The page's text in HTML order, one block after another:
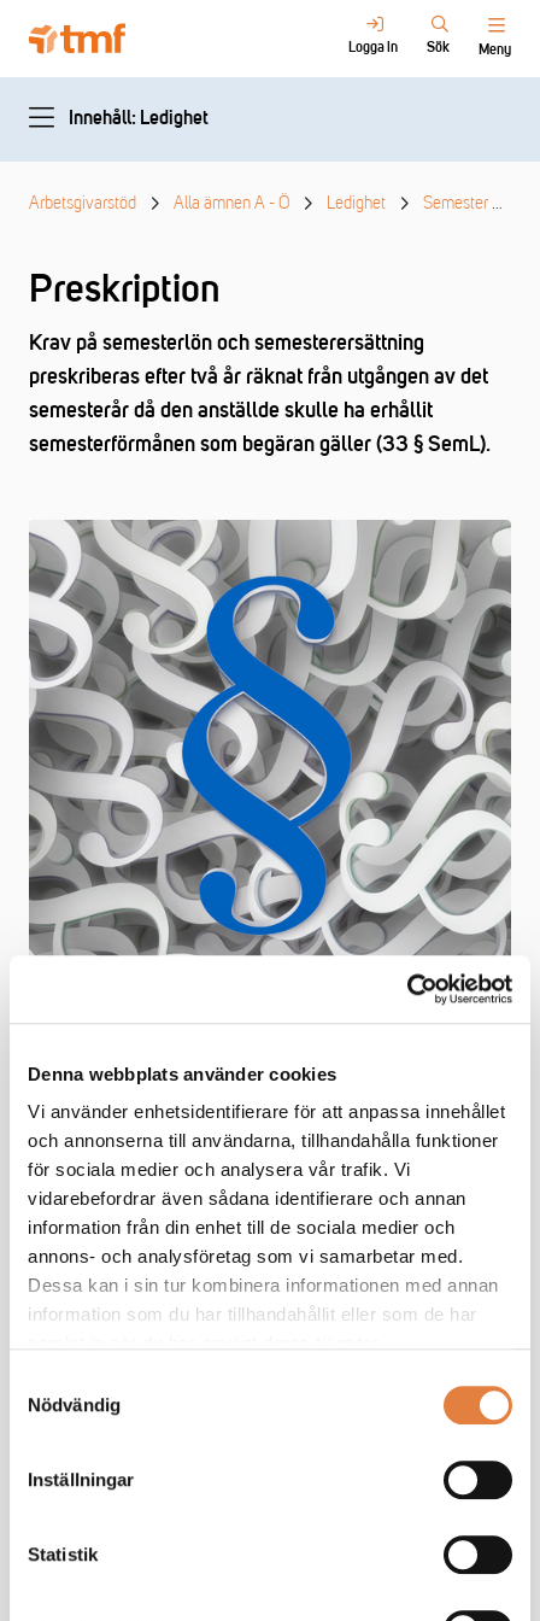
Denna webbplats använder cookies
Vi använder enhetsidentifierare för att anpassa innehållet
och annonserna till användarna, tillhandahålla funktioner
för sociala medier och analysera vår trafik. Vi
vidarebefordrar även sådana identifierare och annan
information från din enhet till de sociala medier och
annons- och analysföretag som vi samarbetar med.
Dessa kan i sin tur kombinera informationen med annan
information som du har tillhandahållit eller som de har
Nödvändig
Inställningar
Statistik
Logga in Sök Meny
Innehåll: Ledighet
Arbetsgivarstöd Alla ämnen A - Ö Ledighet Semester
Preskription
Krav på semesterlön och semesterersättning
preskriberas efter två år räknat från utgången av det
semesterår då den anställde skulle ha erhållit
semesterförmånen som begäran gäller (33 § SemL).
Vi ger dig ett effektivt stöd som chef. Tillsammans
bygger vi din kunskap.
Ta de lav branschanpassade kollektivavtal som
underlättar vardagen
Saknar du ett medlemskonto?Registrera här